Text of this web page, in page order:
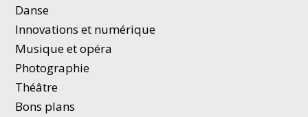
Danse
Innovations et numérique
Musique et opéra
Photographie
Théâtre
Bons plans